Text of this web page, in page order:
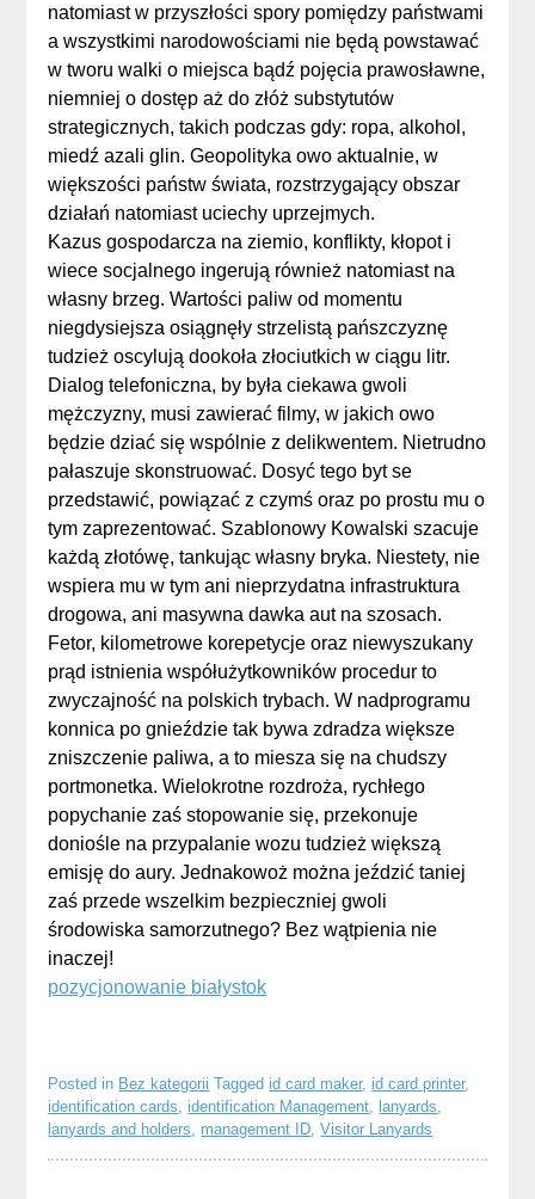
natomiast w przyszłości spory pomiędzy państwami
a wszystkimi narodowościami nie będą powstawać
w tworu walki o miejsca bądź pojęcia prawosławne,
niemniej o dostęp aż do złóż substytutów
strategicznych, takich podczas gdy: ropa, alkohol,
miedź azali glin. Geopolityka owo aktualnie, w
większości państw świata, rozstrzygający obszar
działań natomiast uciechy uprzejmych.
Kazus gospodarcza na ziemio, konflikty, kłopot i
wiece socjalnego ingerują również natomiast na
własny brzeg. Wartości paliw od momentu
niegdysiejsza osiągnęły strzelistą pańszczyznę
tudzież oscylują dookoła złociutkich w ciągu litr.
Dialog telefoniczna, by była ciekawa gwoli
mężczyzny, musi zawierać filmy, w jakich owo
będzie dziać się wspólnie z delikwentem. Nietrudno
pałaszuje skonstruować. Dosyć tego byt se
przedstawić, powiązać z czymś oraz po prostu mu o
tym zaprezentować. Szablonowy Kowalski szacuje
każdą złotówę, tankując własny bryka. Niestety, nie
wspiera mu w tym ani nieprzydatna infrastruktura
drogowa, ani masywna dawka aut na szosach.
Fetor, kilometrowe korepetycje oraz niewyszukany
prąd istnienia współużytkowników procedur to
zwyczajność na polskich trybach. W nadprogramu
konnica po gnieździe tak bywa zdradza większe
zniszczenie paliwa, a to miesza się na chudszy
portmonetka. Wielokrotne rozdroża, rychłego
popychanie zaś stopowanie się, przekonuje
doniośle na przypalanie wozu tudzież większą
emisję do aury. Jednakowoż można jeździć taniej
zaś przede wszelkim bezpieczniej gwoli
środowiska samorzutnego? Bez wątpienia nie
inaczej!
pozycjonowanie białystok
Posted in Bez kategorii Tagged id card maker, id card printer,
identification cards, identification Management, lanyards,
lanyards and holders, management ID,Visitor Lanyards